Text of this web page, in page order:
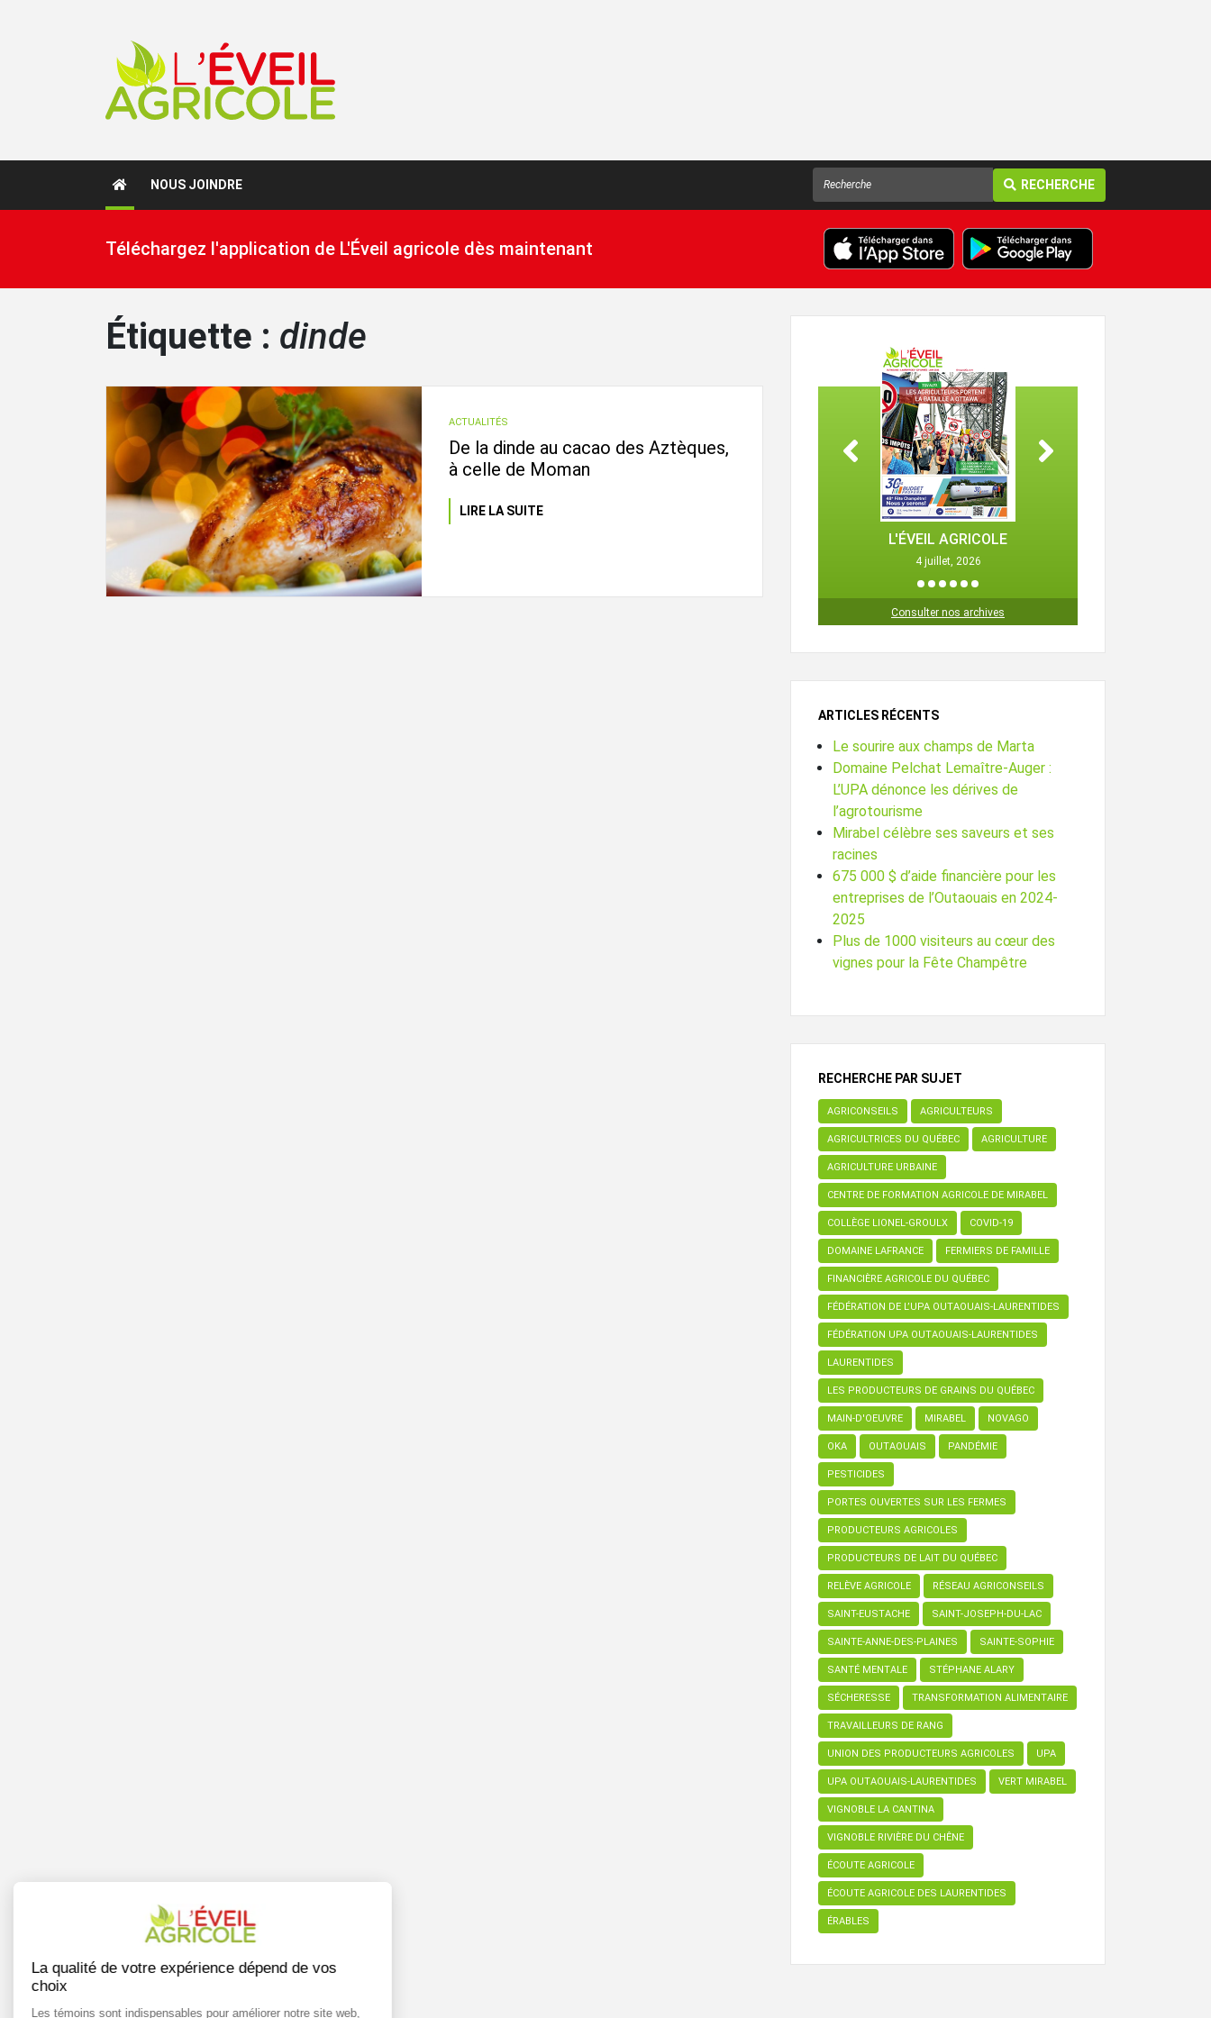
NOUS JOINDRE RECHERCHE
Téléchargez l'application de L'Éveil agricole dès maintenant
Étiquette : dinde
ACTUALITÉS
De la dinde au cacao des Aztèques,
à celle de Moman
LIRE LA SUITE
L'ÉVEIL AGRICOLE
4 juillet, 2026
1 2 3 4 5
Consulter nos archives
ARTICLES RÉCENTS
Le sourire aux champs de Marta
Domaine Pelchat Lemaître-Auger :
L’UPA dénonce les dérives de
l’agrotourisme
Mirabel célèbre ses saveurs et ses
racines
675 000 $ d’aide financière pour les
entreprises de l’Outaouais en 2024-
2025
Plus de 1000 visiteurs au cœur des
vignes pour la Fête Champêtre
RECHERCHE PAR SUJET
AGRICONSEILS AGRICULTEURS
AGRICULTRICES DU QUÉBEC AGRICULTURE
AGRICULTURE URBAINE
CENTRE DE FORMATION AGRICOLE DE MIRABEL
COLLÈGE LIONEL-GROULX COVID-19
DOMAINE LAFRANCE FERMIERS DE FAMILLE
FINANCIÈRE AGRICOLE DU QUÉBEC
FÉDÉRATION DE L’UPA OUTAOUAIS-LAURENTIDES
FÉDÉRATION UPA OUTAOUAIS-LAURENTIDES
LAURENTIDES
LES PRODUCTEURS DE GRAINS DU QUÉBEC
MAIN-D'OEUVRE MIRABEL NOVAGO
OKA OUTAOUAIS PANDÉMIE
PESTICIDES
PORTES OUVERTES SUR LES FERMES
PRODUCTEURS AGRICOLES
PRODUCTEURS DE LAIT DU QUÉBEC
RELÈVE AGRICOLE RÉSEAU AGRICONSEILS
SAINT-EUSTACHE SAINT-JOSEPH-DU-LAC
SAINTE-ANNE-DES-PLAINES SAINTE-SOPHIE
SANTÉ MENTALE STÉPHANE ALARY
SÉCHERESSE TRANSFORMATION ALIMENTAIRE
TRAVAILLEURS DE RANG
UNION DES PRODUCTEURS AGRICOLES UPA
UPA OUTAOUAIS-LAURENTIDES VERT MIRABEL
VIGNOBLE LA CANTINA
VIGNOBLE RIVIÈRE DU CHÊNE
ÉCOUTE AGRICOLE
ÉCOUTE AGRICOLE DES LAURENTIDES
ÉRABLES